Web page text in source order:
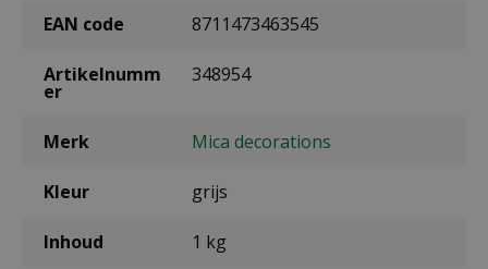
EAN code 8711473463545
Artikelnumm
er
348954
Merk Mica decorations
Kleur grijs
Inhoud 1 kg